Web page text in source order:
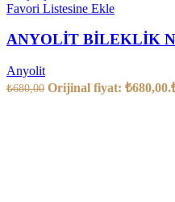
Favori Listesine Ekle
ANYOLİT BİLEKLİK
Anyolit
₺680,00 Orijinal fiyat: ₺680,00.